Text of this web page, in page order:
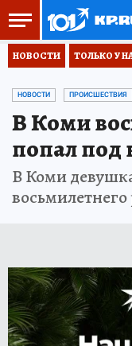
НОВОСТИ ТОЛЬКО У
НОВОСТИ ПРОИСШЕСТВИЯ
В Коми
попал под
В Коми